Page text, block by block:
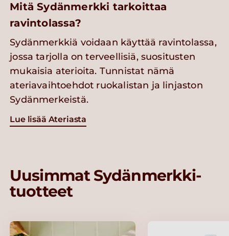
Mitä Sydänmerkki tarkoittaa
ravintolassa?
Sydänmerkkiä voidaan käyttää ravintolassa,
jossa tarjolla on terveellisiä, suositusten
mukaisia aterioita. Tunnistat nämä
ateriavaihtoehdot ruokalistan ja linjaston
Sydänmerkeistä.
Lue lisää Ateriasta
Uusimmat Sydänmerkki-
tuotteet